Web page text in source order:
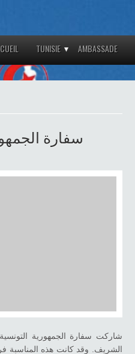
TUNISIE AMBASSADE
سفارة
شاركت سفارة الجمهورية التونسية
الشريف. وقد كانت هذه المناسبة